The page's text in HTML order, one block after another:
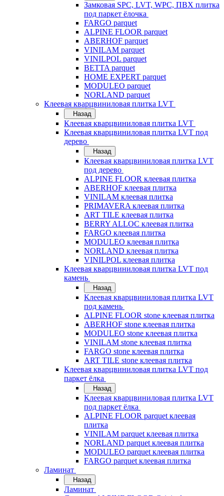
Замковая SPC, LVT, WPC, ПВХ плитка
под паркет ёлочка
FARGO parquet
ALPINE FLOOR parquet
ABERHOF parquet
VINILAM parquet
VINILPOL parquet
BETTA parquet
HOME EXPERT parquet
MODULEO parquet
NORLAND parquet
Клеевая кварцвиниловая плитка LVT
Назад
Клеевая кварцвиниловая плитка LVT
Клеевая кварцвиниловая плитка LVT под
дерево
Назад
Клеевая кварцвиниловая плитка LVT
под дерево
ALPINE FLOOR клеевая плитка
ABERHOF клеевая плитка
VINILAM клеевая плитка
PRIMAVERA клеевая плитка
ART TILE клеевая плитка
BERRY ALLOC клеевая плитка
FARGO клеевая плитка
MODULEO клеевая плитка
NORLAND клеевая плитка
VINILPOL клеевая плитка
Клеевая кварцвиниловая плитка LVT под
камень
Назад
Клеевая кварцвиниловая плитка LVT
под камень
ALPINE FLOOR stone клеевая плитка
ABERHOF stone клеевая плитка
MODULEO stone клеевая плитка
VINILAM stone клеевая плитка
FARGO stone клеевая плитка
ART TILE stone клеевая плитка
Клеевая кварцвиниловая плитка LVT под
паркет ёлка
Назад
Клеевая кварцвиниловая плитка LVT
под паркет ёлка
ALPINE FLOOR parquet клеевая
плитка
VINILAM parquet клеевая плитка
NORLAND parquet клеевая плитка
MODULEO parquet клеевая плитка
FARGO parquet клеевая плитка
Ламинат
Назад
Ламинат